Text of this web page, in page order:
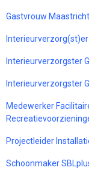
Gastvrouw
Interieurverzorgster
Interieurverzorgster
Medewerker
Projectleider
Schoonmaker